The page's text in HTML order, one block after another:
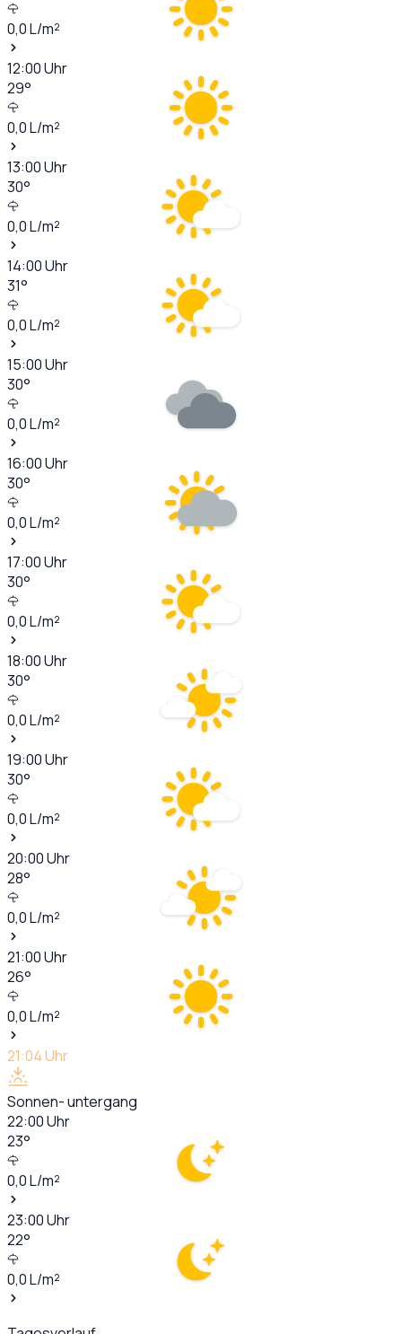
0,0L/m²
12:00Uhr
29°
0,0L/m²
13:00Uhr
30°
0,0L/m²
14:00Uhr
31°
0,0L/m²
15:00Uhr
30°
0,0L/m²
16:00Uhr
30°
0,0L/m²
17:00Uhr
30°
0,0L/m²
18:00Uhr
30°
0,0L/m²
19:00Uhr
30°
0,0L/m²
20:00Uhr
28°
0,0L/m²
21:00Uhr
26°
0,0L/m²
21:04Uhr
Sonnen- untergang
22:00Uhr
23°
0,0L/m²
23:00Uhr
22°
0,0L/m²